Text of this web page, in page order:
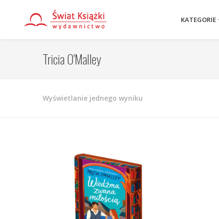
KATEGORIE
Tricia O'Malley
Wyświetlanie jednego wyniku